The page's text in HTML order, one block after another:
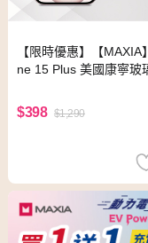
【限時優惠】【MAXIA
ne 15 Plus 美國康寧玻
「門市無代貼服務」
$398 $1,290